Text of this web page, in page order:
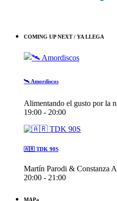
COMING UP NEXT / YA LLEGA
🛰️ Amordiscos
Alimentando el gusto por la
19:00 - 20:00
🇦🇷 TDK 90S
Martín Parodi & Constanza
20:00 - 21:00
MAPa